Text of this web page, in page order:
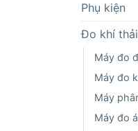
Phụ kiện
Đo khí
Máy đo
Máy đo
Máy
Máy đo